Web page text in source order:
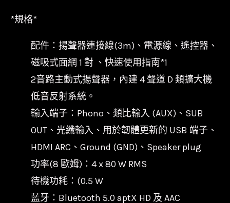
*規格*
配件：揚聲器連接線(3m)、電源線、遙控器、
磁吸式面網 1 對 、快速使用指南*1
2音路主動式揚聲器，內建 4 聲道 D 類擴大機
低音反射系統。
輸入端子：Phono、類比輸入 (AUX)、SUB
OUT、光纖輸入、用於韌體更新的 USB 端子、
HDMI ARC、Ground (GND)、Speaker plug
功率(8 歐姆)：4 x 80 W RMS
待機功耗：(0.5 W
藍牙：Bluetooth 5.0 aptX HD 及 AAC